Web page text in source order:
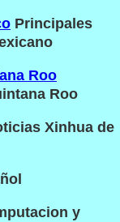
Principales
Roo
Roo
Xinhua de
y